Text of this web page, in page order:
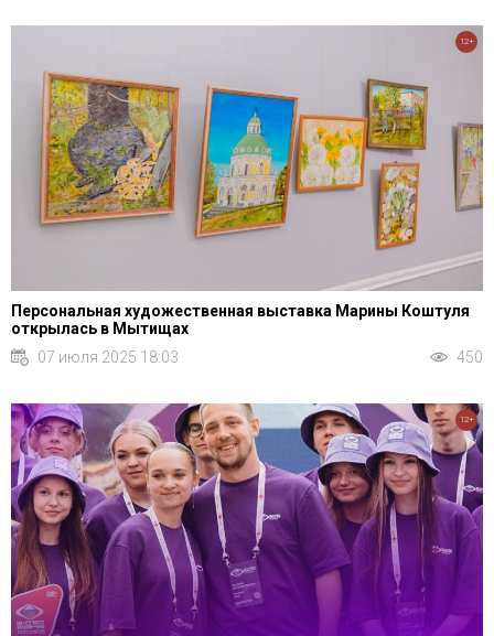
Персональная художественная выставка Марины Коштуля
открылась в Мытищах
07 июля 2025 18:03
450
12+
12+